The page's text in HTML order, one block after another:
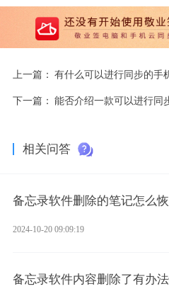
上一篇： 有什么可以进行同步的手
下一篇： 能否介绍一款可以进行同
相关问答
备忘录软件删除的笔记怎么
2024-10-20 09:09:19
备忘录软件内容删除了有办